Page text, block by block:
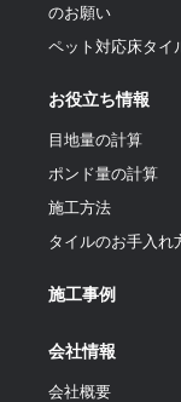
のお願い
ペット対応床タイ
お役立ち情報
目地量の計算
ポンド量の計算
施工方法
タイルのお手入れ
施工事例
会社情報
会社概要